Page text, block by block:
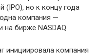
(IPO), но к концу года
компания —
на бирже NASDAQ.
инициировала компания